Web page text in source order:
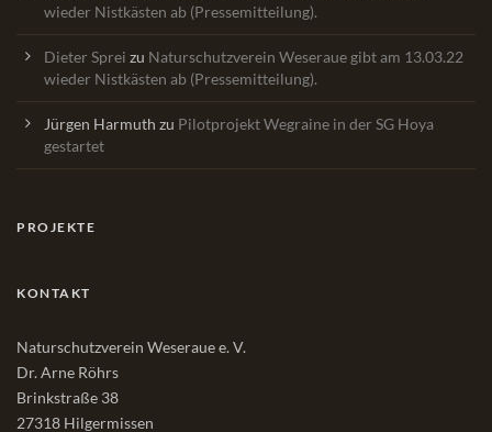
wieder Nistkästen ab (Pressemitteilung).
Dieter Sprei zu Naturschutzverein Weseraue gibt am 13.03.22
wieder Nistkästen ab (Pressemitteilung).
Jürgen Harmuth zu Pilotprojekt Wegraine in der SG Hoya
gestartet
PROJEKTE
KONTAKT
Naturschutzverein Weseraue e. V.
Dr. Arne Röhrs
Brinkstraße 38
27318 Hilgermissen